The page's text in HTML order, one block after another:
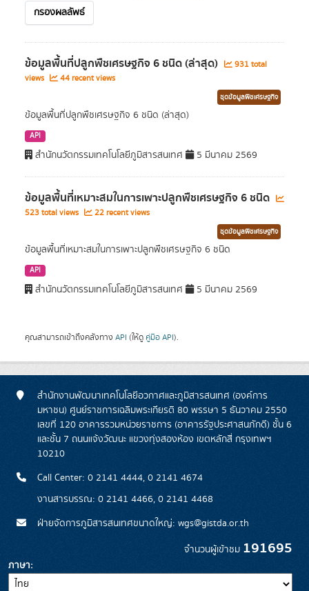
กรองผลลัพธ์
ข้อมูลพื้นที่ปลูกพืชเศรษฐกิจ 6 ชนิด (ล่าสุด)
931 total
views
44 recent views
ชุดข้อมูลพืชเศรษฐกิจ
ข้อมูลพื้นที่ปลูกพืชเศรษฐกิจ 6 ชนิด (ล่าสุด)
API
สำนักนวัตกรรมเทคโนโลยีภูมิสารสนเทศ 5 มีนาคม 2569
ข้อมูลพื้นที่เหมาะสมในการเพาะปลูกพืชเศรษฐกิจ 6 ชนิด
523 total views 22 recent views
ชุดข้อมูลพืชเศรษฐกิจ
ข้อมูลพื้นที่เหมาะสมในการเพาะปลูกพืชเศรษฐกิจ 6 ชนิด
API
สำนักนวัตกรรมเทคโนโลยีภูมิสารสนเทศ 5 มีนาคม 2569
คุณสามารถเข้าถึงคลังทาง API (ให้ดู คู่มือ API).
สำนักงานพัฒนาเทคโนโลยีอวกาศและภูมิสารสนเทศ (องค์การ
มหาชน) ศูนย์ราชการเฉลิมพระเกียรติ 80 พรรษา 5 ธันวาคม 2550
เลขที่ 120 อาคารรวมหน่วยราชการ (อาคารรัฐประศาสนภักดี) ชั้น 6
และชั้น 7 ถนนแจ้งวัฒนะ แขวงทุ่งสองห้อง เขตหลักสี่ กรุงเทพฯ
10210
Call Center: 0 2141 4444, 0 2141 4674
งานสารบรรณ: 0 2141 4466, 0 2141 4468
ฝ่ายจัดการภูมิสารสนเทศขนาดใหญ่: wgs@gistda.or.th
จำนวนผู้เข้าชม 191695
ภาษา